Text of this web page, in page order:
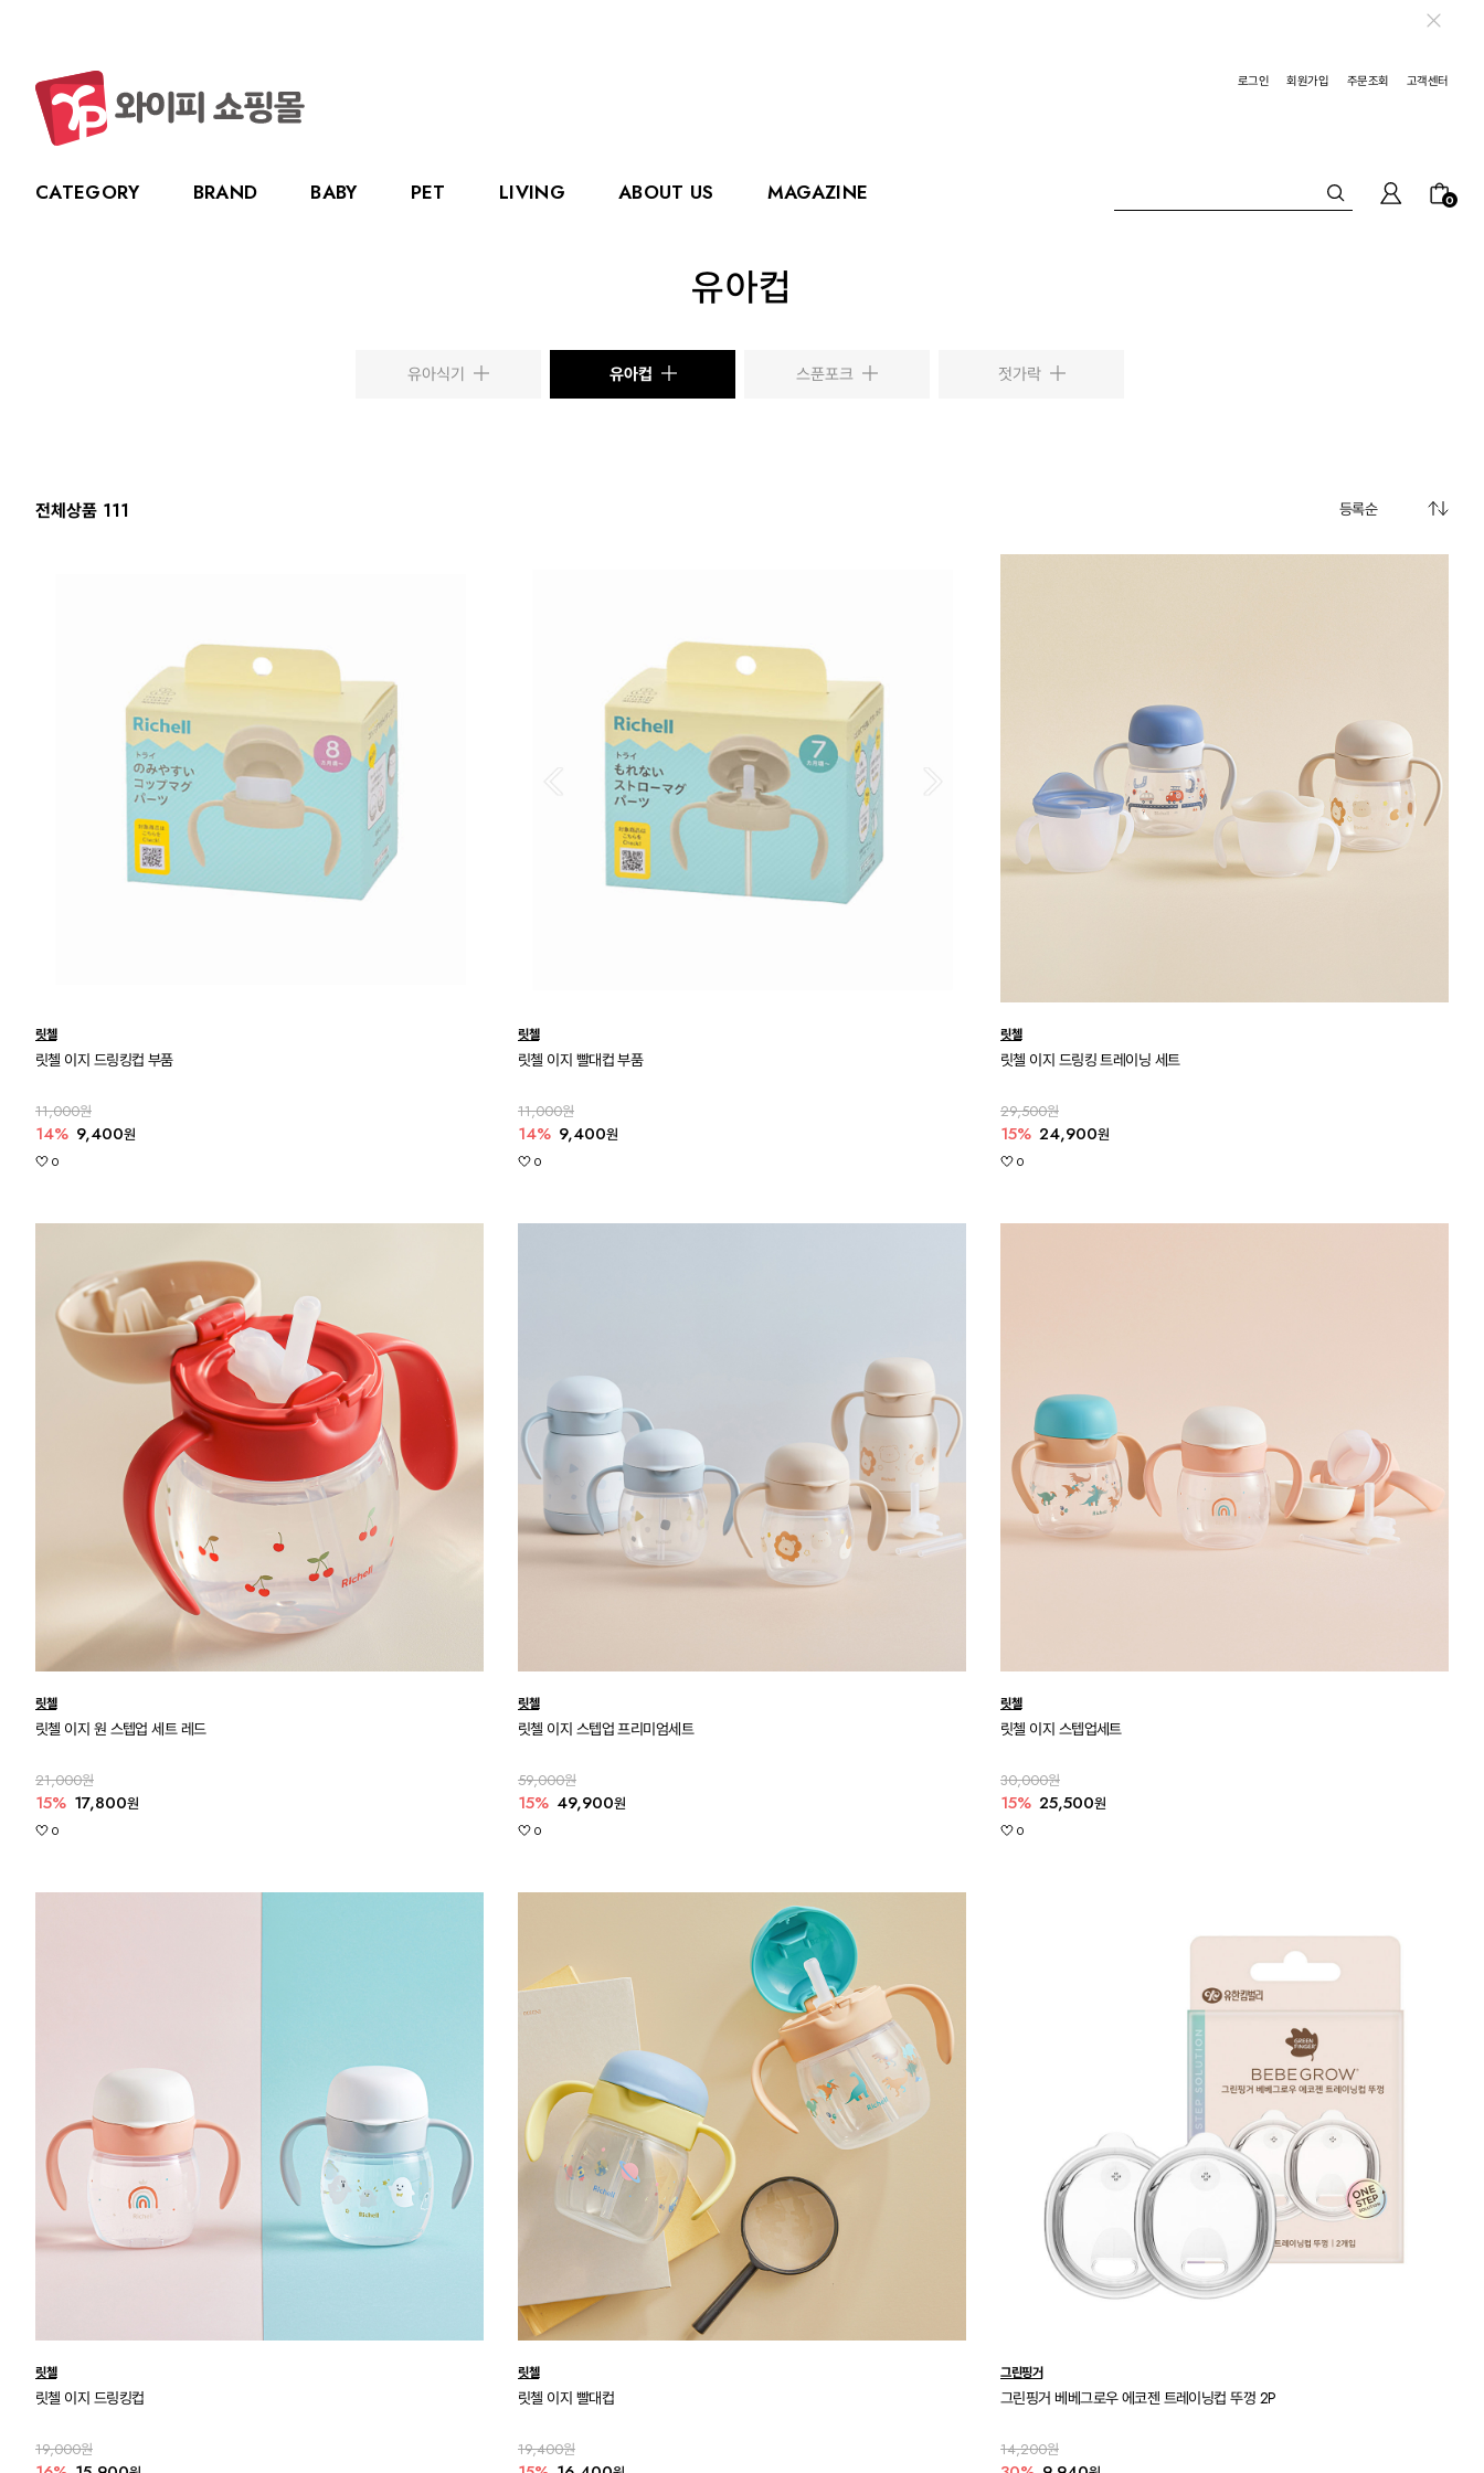
로그인 회원가입 주문조회 고객센터
CATEGORY BRAND
홀리홀릭스
BABY
BABY 전체보기
PET
PET 전체보기
LIVING
Living 전체보기
ABOUT US MAGAZINE 0
유아컵
유아식기 유아컵 스푼포크 젓가락
전체상품 111
릿첼
릿첼 이지 드링킹컵 부품
11,000원
14% 9,400원
0
릿첼
릿첼 이지 빨대컵 부품
11,000원
14% 9,400원
0
릿첼
릿첼 이지 드링킹 트레이닝 세트
29,500원
15% 24,900원
0
릿첼
릿첼 이지 원 스텝업 세트 레드
21,000원
15% 17,800원
0
릿첼
릿첼 이지 스텝업 프리미엄세트
59,000원
15% 49,900원
0
릿첼
릿첼 이지 스텝업세트
30,000원
15% 25,500원
0
릿첼
릿첼 이지 드링킹컵
19,000원
릿첼
릿첼 이지 빨대컵
19,400원
그린핑거
그린핑거 베베그로우 에코젠 트레이닝컵 뚜껑 2P
14,200원